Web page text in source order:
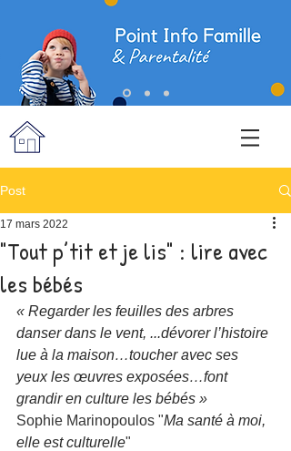
Post
"Tout p’tit et je lis" : lire avec
les bébés
17 mars 2022
« Regarder les feuilles des arbres
danser dans le vent, ...dévorer l’histoire
lue à la maison…toucher avec ses
yeux les œuvres exposées…font
grandir en culture les bébés »
Sophie Marinopoulos "Ma santé à moi,
elle est culturelle"